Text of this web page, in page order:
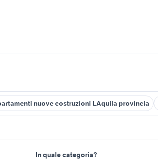
nuove costruzioni LAquila provincia
In quale categoria?